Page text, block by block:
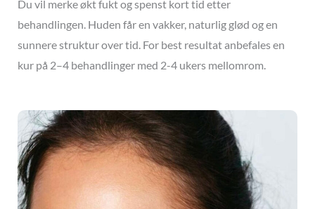
Du vil merke økt fukt og spenst kort tid etter
behandlingen. Huden får en vakker, naturlig glød og en
sunnere struktur over tid. For best resultat anbefales en
kur på 2–4 behandlinger med 2-4 ukers mellomrom.